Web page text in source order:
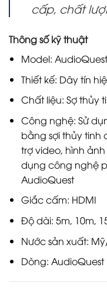
cấp, chất
Thông số kỹ thuật
Model:
Thiết kế: Dây tín
Chất liệu: Sợ thủy
Công nghệ: Sử
bằng sợi thủy tinh
trợ video, hình ảnh
dụng công nghệ
AudioQuest
Giắc cấm: HDMI
Độ dài: 5m, 10m,
Nước sản xuất:
Dòng: AudioQuest